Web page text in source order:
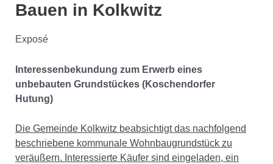
Bauen in Kolkwitz
Exposé
Interessenbekundung zum Erwerb eines
unbebauten Grundstückes (Koschendorfer
Hutung)
Die Gemeinde Kolkwitz beabsichtigt das nachfolgend
beschriebene kommunale Wohnbaugrundstück zu
veräußern. Interessierte Käufer sind eingeladen, ein